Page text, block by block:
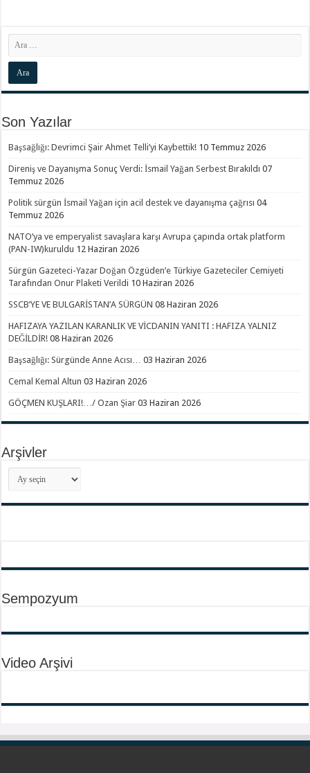
Son Yazılar
Başsağlığı: Devrimci Şair Ahmet Telli’yi Kaybettik! 10 Temmuz 2026
Direniş ve Dayanışma Sonuç Verdi: İsmail Yağan Serbest Bırakıldı 07
Temmuz 2026
Politik sürgün İsmail Yağan için acil destek ve dayanışma çağrısı 04
Temmuz 2026
NATO’ya ve emperyalist savaşlara karşı Avrupa çapında ortak platform
(PAN-IW)kuruldu 12 Haziran 2026
Sürgün Gazeteci-Yazar Doğan Özgüden’e Türkiye Gazeteciler Cemiyeti
Tarafından Onur Plaketi Verildi 10 Haziran 2026
SSCB’YE VE BULGARİSTAN’A SÜRGÜN 08 Haziran 2026
HAFIZAYA YAZILAN KARANLIK VE VİCDANIN YANITI : HAFIZA YALNIZ
DEĞİLDİR! 08 Haziran 2026
Başsağlığı: Sürgünde Anne Acısı… 03 Haziran 2026
Cemal Kemal Altun 03 Haziran 2026
GÖÇMEN KUŞLARI!…/ Ozan Şiar 03 Haziran 2026
Arşivler
Arşivler
Sempozyum
Video Arşivi